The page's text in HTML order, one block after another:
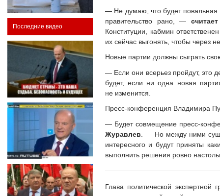
Последние видео
— Не думаю, что будет повальная
правительство рано, —
Конституции, кабмин
их сейчас выгонять, чтобы через
Новые партии должны сыграть
— Если они всерьез пройдут, это
будет, если ни одна новая
не изменится.
Пресс-конференция Владимира
— Будет совмещение пресс-
Журавлев . — Но между ними
интересного и будут приняты
выполнить решения ровно
Глава политической экспертной